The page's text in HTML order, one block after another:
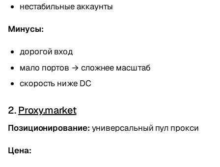
нестабильные аккаунты
Минусы:
дорогой вход
мало портов → сложнее масштаб
скорость ниже DC
2.Proxy.market
Позиционирование: универсальный пул прокси
Цена: